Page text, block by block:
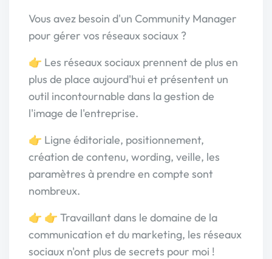
Vous avez besoin d'un Community Manager
pour gérer vos réseaux sociaux ?
👉 Les réseaux sociaux prennent de plus en
plus de place aujourd'hui et présentent un
outil incontournable dans la gestion de
l'image de l'entreprise.
👉 Ligne éditoriale, positionnement,
création de contenu, wording, veille, les
paramètres à prendre en compte sont
nombreux.
👉 👉 Travaillant dans le domaine de la
communication et du marketing, les réseaux
sociaux n'ont plus de secrets pour moi !